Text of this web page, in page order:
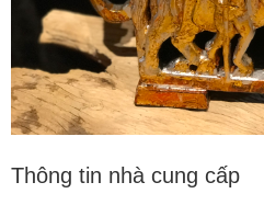
Thông tin nhà cung cấp